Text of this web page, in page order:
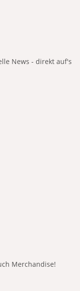
News - direkt auf's
Merchandise!